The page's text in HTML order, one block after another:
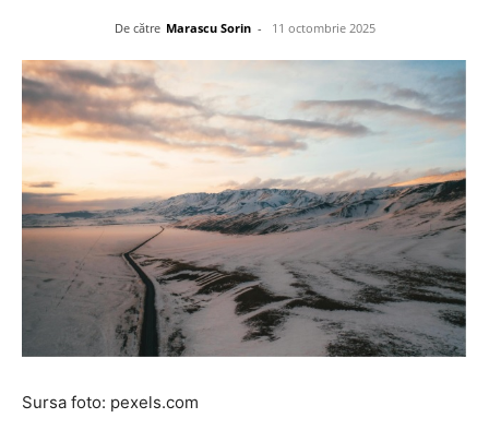
De către Marascu Sorin - 11 octombrie 2025
Sursa foto: pexels.com